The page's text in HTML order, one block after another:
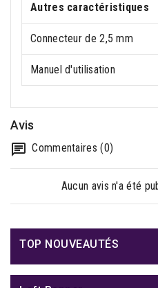
Autres caractéristiques
Connecteur de 2,5 mm
Manuel d'utilisation
Avis
Commentaires (0)
Aucun avis n'a été
TOP NOUVEAUTÉS